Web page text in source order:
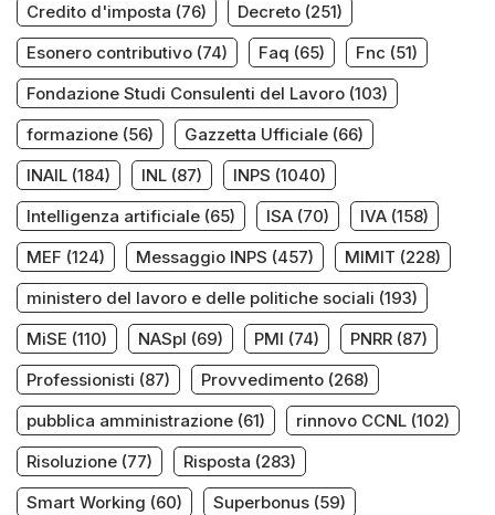
Credito d'imposta (76) Decreto (251)
Esonero contributivo (74) Faq (65) Fnc (51)
Fondazione Studi Consulenti del Lavoro (103)
formazione (56) Gazzetta Ufficiale (66)
INAIL (184) INL (87) INPS (1040)
Intelligenza artificiale (65) ISA (70) IVA (158)
MEF (124) Messaggio INPS (457) MIMIT (228)
ministero del lavoro e delle politiche sociali (193)
MiSE (110) NASpI (69) PMI (74) PNRR (87)
Professionisti (87) Provvedimento (268)
pubblica amministrazione (61) rinnovo CCNL (102)
Risoluzione (77) Risposta (283)
Smart Working (60) Superbonus (59)